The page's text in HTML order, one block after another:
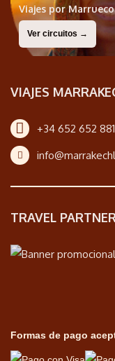
Viajes por
Ver circuitos →
VIAJES
+34 652 652 881
TRAVEL PARTNER
Formas de pago